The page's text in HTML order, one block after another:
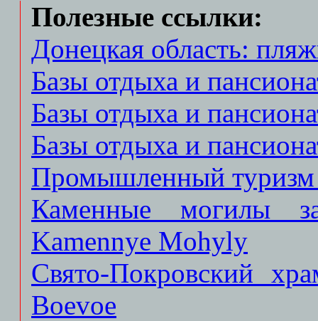
Полезные ссылки:
Донецкая область:
Базы отдыха и
Базы отдыха и
Базы отдыха и
Промышленный
Каменные могилы
Kamennye Mohyly
Cвято-Покровский
Boevoe